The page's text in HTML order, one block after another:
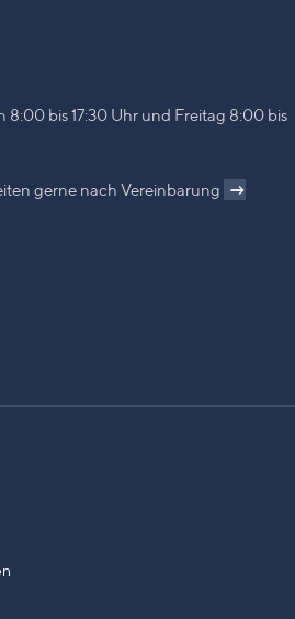
bis 17:30 Uhr und Freitag 8:00 bis
gerne nach Vereinbarung →